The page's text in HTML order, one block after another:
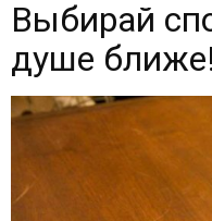
Выбирай
душе ближе!